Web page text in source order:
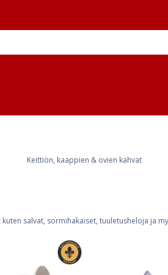
Keittiön, kaappien & ovien kahvat
kuten salvat, sormihakaiset, tuuletusheloja ja